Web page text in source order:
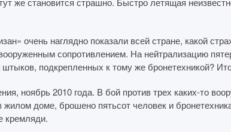
очень наглядно показали всей стране, какой
сопротивлением. На нейтрализацию
подкрепленных к тому же бронетехникой?
ноябрь 2010 года. В бой против трех каких-то
доме, брошено пятьсот человек и
кремляди.